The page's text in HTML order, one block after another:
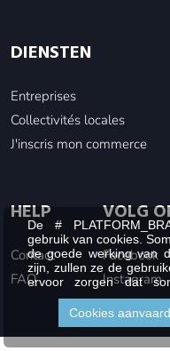
DIENSTEN
Entreprises
Collectivités locales
J'inscris mon commerce
HELP
Contact
FAQ
VOLG
Facebook
Instagram
De #
gebruik van cookies.
de goede werking van
zijn, zullen ze de
ervoor zorgen dat
uitgeschakeld zijn.
analyse- of
Cookies